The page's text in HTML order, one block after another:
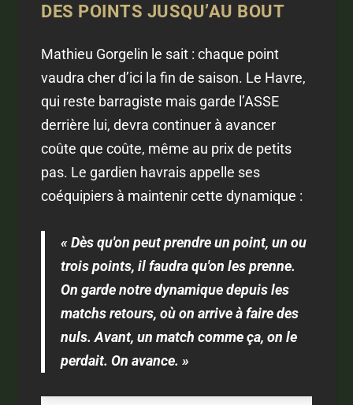
DES POINTS JUSQU’AU BOUT
Mathieu Gorgelin le sait : chaque point
vaudra cher d’ici la fin de saison. Le Havre,
qui reste barragiste mais garde l’ASSE
derrière lui, devra continuer à avancer
coûte que coûte, même au prix de petits
pas. Le gardien havrais appelle ses
coéquipiers à maintenir cette dynamique :
« Dès qu'on peut prendre un point, un ou
trois points, il faudra qu'on les prenne.
On garde notre dynamique depuis les
matchs retours, où on arrive à faire des
nuls. Avant, un match comme ça, on le
perdait. On avance. »